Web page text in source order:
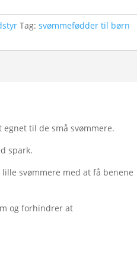
Tag:svømmefødder til børn
egnet til de små svømmere.
spark.
svømmere med at få benene
og forhindrer at